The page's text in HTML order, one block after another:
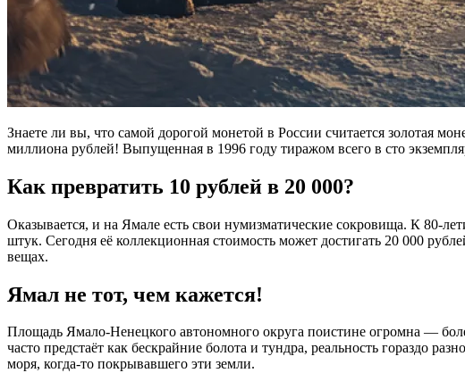
Знаете ли вы, что самой дорогой монетой в России считается золотая
миллиона рублей! Выпущенная в 1996 году тиражом всего в сто
Как превратить 10 рублей в 20 000?
Оказывается, и на Ямале есть свои нумизматические сокровища. К 80-
штук. Сегодня её коллекционная стоимость может достигать 20 000
вещах.
Ямал не тот, чем кажется!
Площадь Ямало-Ненецкого автономного округа поистине огромна —
часто предстаёт как бескрайние болота и тундра, реальность гораздо
моря, когда-то покрывавшего эти земли.